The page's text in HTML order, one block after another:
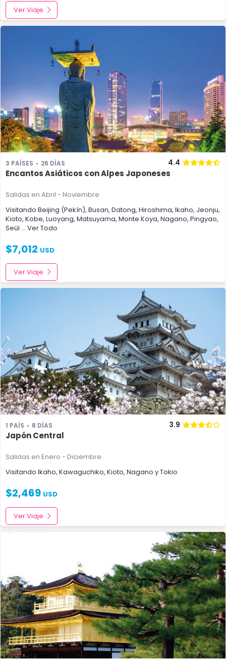
Ver Viaje
3 PAÍSES 26 DÍAS 4.4
Encantos Asiáticos con Alpes Japoneses
Salidas en Abril - Noviembre
Visitando Beijing (Pekín), Busan, Datong, Hiroshima, Ikaho, Jeonju,
Kioto, Kobe, Luoyang, Matsuyama, Monte Koya, Nagano, Pingyao,
Seúl ... Ver Todo
$7,012 USD
Ver Viaje
1 PAÍS 8 DÍAS 3.9
Japón Central
Salidas en Enero - Diciembre
Visitando Ikaho, Kawaguchiko, Kioto, Nagano yTokio
$2,469 USD
Ver Viaje